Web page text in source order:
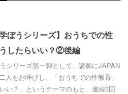
学ぼうシリーズ】おうちでの性
したらいい？②後編
シリーズ第一弾として、講師にJAPAN
人をお呼びし、「おうちでの性教育、
い？」というテーマのもと、連続3回